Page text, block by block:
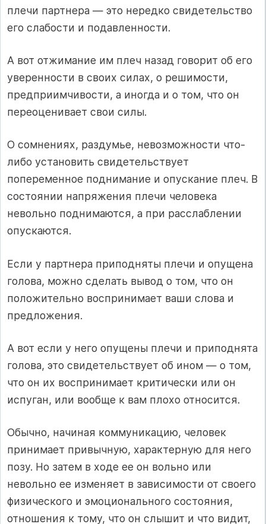
плечи партнера — это нередко свидетельство
его слабости и подавленности.
А вот отжимание им плеч назад говорит об его
уверенности в своих силах, о решимости,
предприимчивости, а иногда и о том, что он
переоценивает свои силы.
О сомнениях, раздумье, невозможности что-
либо установить свидетельствует
попеременное поднимание и опускание плеч. В
состоянии напряжения плечи человека
невольно поднимаются, а при расслаблении
опускаются.
Если у партнера приподняты плечи и опущена
голова, можно сделать вывод о том, что он
положительно воспринимает ваши слова и
предложения.
А вот если у него опущены плечи и приподнята
голова, это свидетельствует об ином — о том,
что он их воспринимает критически или он
испуган, или вообще к вам плохо относится.
Обычно, начиная коммуникацию, человек
принимает привычную, характерную для него
позу. Но затем в ходе ее он вольно или
невольно ее изменяет в зависимости от своего
физического и эмоционального состояния,
отношения к тому, что он слышит и что видит,